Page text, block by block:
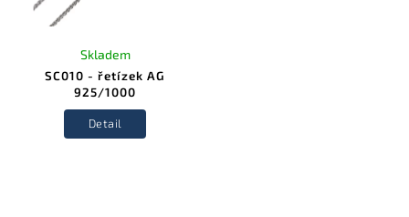
SC010 - řetízek AG
925/1000
Skladem
Detail